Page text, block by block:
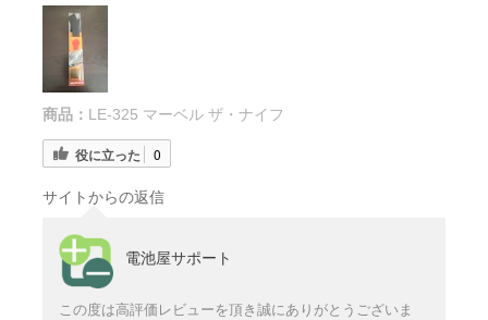
商品： LE-325 マーベル ザ・ナイフ
役に立った 0
サイトからの返信
電池屋サポート
この度は高評価レビューを頂き誠にありがとうございま